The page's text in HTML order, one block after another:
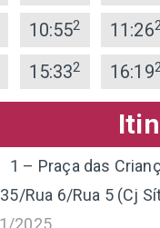
10:552 11:262
15:332 16:192
1 – Praça das
Rua 6/Rua 5 (Cj
2025